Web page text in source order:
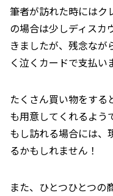
筆者が訪れた時にはク
の場合は少しディスカ
きましたが、残念な
く泣くカードで支払い
たくさん買い物をする
も用意してくれるよう
もし訪れる場合には、
るかもしれません！
また、ひとつひとつの